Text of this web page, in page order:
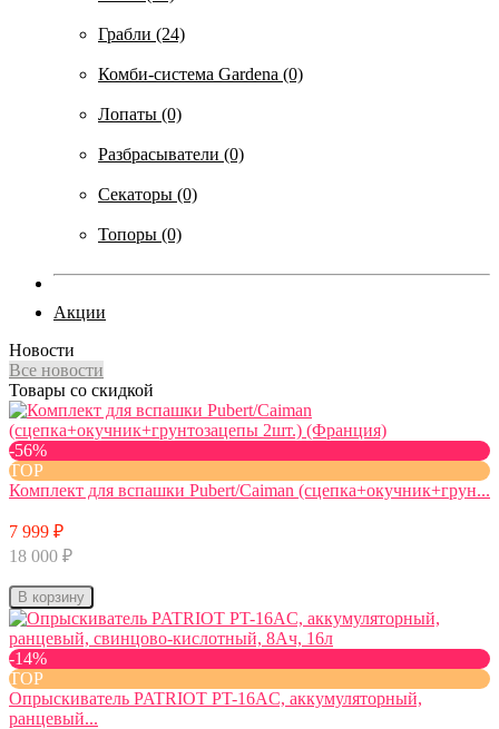
Грабли (24)
Комби-система Gardena (0)
Лопаты (0)
Разбрасыватели (0)
Секаторы (0)
Топоры (0)
Акции
Новости
Все новости
Товары со скидкой
-56%
TOP
Комплект для вспашки Pubert/Caiman (сцепка+окучник+грун...
7 999 ₽
18 000 ₽
В корзину
-14%
TOP
Опрыскиватель PATRIOT PT-16AC, аккумуляторный,
ранцевый...